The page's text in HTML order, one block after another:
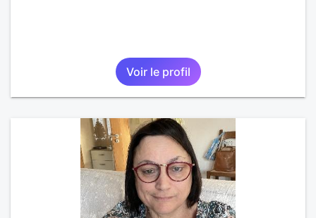
Voir le profil